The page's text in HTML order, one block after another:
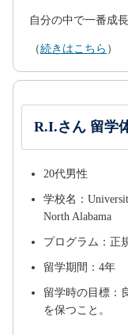
自分の中で一番成
（続きはこちら ）
R.I.さん 留学
20代男性
学校名：
North Alabama
プログラム：正
留学期間：4年
留学時の目標：
を保つこと。